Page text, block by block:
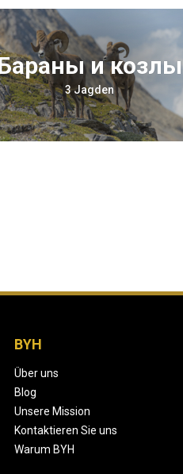
Бараны и козлы
3 Jagden
BYH
Über uns
Blog
Unsere Mission
Kontaktieren Sie uns
Warum BYH